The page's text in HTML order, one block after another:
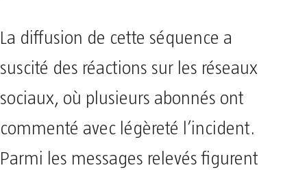
La diffusion de cette séquence a
suscité des réactions sur les réseaux
sociaux, où plusieurs abonnés ont
commenté avec légèreté l’incident.
Parmi les messages relevés figurent